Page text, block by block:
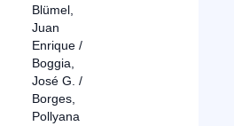
Blümel,
Juan
Enrique /
Boggia,
José G. /
Borges,
Pollyana